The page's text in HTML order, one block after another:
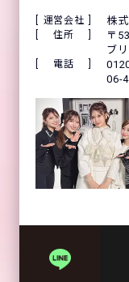
運営会社 株
住所
〒
ブ
電話
06-